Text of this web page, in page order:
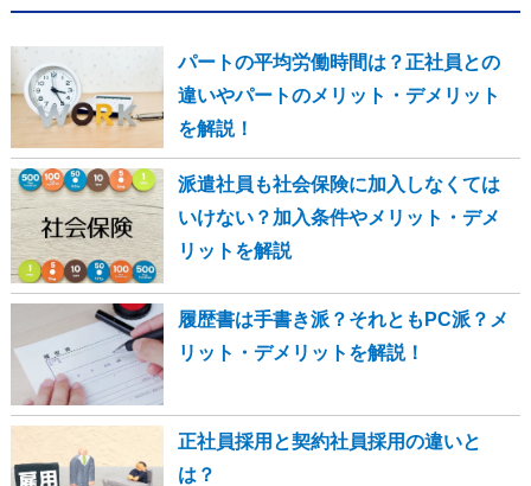
パートの平均労働時間は？正社員との
違いやパートのメリット・デメリット
を解説！
派遣社員も社会保険に加入しなくては
いけない？加入条件やメリット・デメ
リットを解説
履歴書は手書き派？それともPC派？メ
リット・デメリットを解説！
正社員採用と契約社員採用の違いと
は？